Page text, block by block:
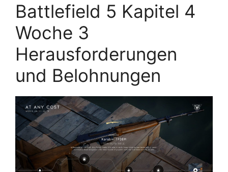
Battlefield 5 Kapitel 4
Woche 3
Herausforderungen
und Belohnungen